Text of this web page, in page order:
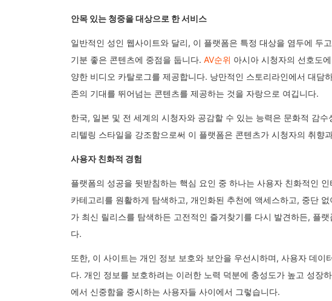
안목 있는 청중을 대상으로 한 서비스
일반적인 성인 웹사이트와 달리, 이 플랫폼은 특정 대상을 염두에 두
기분 좋은 콘텐츠에 중점을 둡니다. AV순위 아시아 시청자의 선호도
양한 비디오 카탈로그를 제공합니다. 낭만적인 스토리라인에서 대담
존의 기대를 뛰어넘는 콘텐츠를 제공하는 것을 자랑으로 여깁니다.
한국, 일본 및 전 세계의 시청자와 공감할 수 있는 능력은 문화적 감
리텔링 스타일을 강조함으로써 이 플랫폼은 콘텐츠가 시청자의 취향
사용자 친화적 경험
플랫폼의 성공을 뒷받침하는 핵심 요인 중 하나는 사용자 친화적인
카테고리를 원활하게 탐색하고, 개인화된 추천에 액세스하고, 중단
가 최신 릴리스를 탐색하든 고전적인 즐겨찾기를 다시 발견하든, 플
다.
또한, 이 사이트는 개인 정보 보호와 보안을 우선시하며, 사용자 데이
다. 개인 정보를 보호하려는 이러한 노력 덕분에 충성도가 높고 성장
에서 신중함을 중시하는 사용자들 사이에서 그렇습니다.